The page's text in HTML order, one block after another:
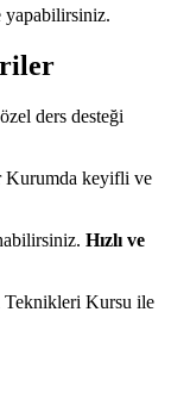
yapabilirsiniz.
ders desteği
Kurumda keyifli ve
Hızlı ve
Teknikleri Kursu ile